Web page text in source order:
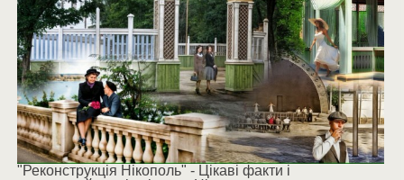
"Реконструкція Нікополь" - Цікаві факти і